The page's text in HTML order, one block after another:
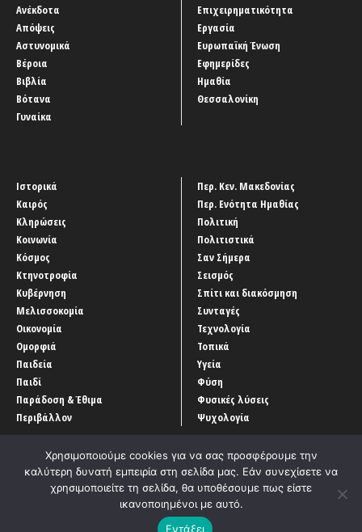
Ανέκδοτα
Απόψεις
Αστυνομικά
Βέροια
Βιβλία
Βότανα
Γυναίκα
Επιχειρηματικότητα
Εργασία
Ευρωπαϊκή Ένωση
Εφημερίδες
Ημαθία
Θεσσαλονίκη
Ιστορικά
Καιρός
Κληρώσεις
Κοινωνία
Κόσμος
Κτηνοτροφία
Κυβέρνηση
Μελισσοκομία
Οικονομία
Ομορφιά
Παιδεία
Παιδί
Παράδοση & Έθιμα
Περιβάλλον
Περ. Κεν. Μακεδονίας
Περ. Ενότητα Ημαθίας
Πολιτική
Πολιτιστικά
Σαν Σήμερα
Σεισμός
Σπίτι και διακόσμηση
Συνταγές
Τεχνολογία
Τοπικά
Υγεία
Φύση
Φυσικές λύσεις
Ψυχολογία
‘Οροι χρήσης Αρχείο Άρθρων
Χρησιμοποιούμε cookies για να σας προσφέρουμε την
καλύτερη δυνατή εμπειρία στη σελίδα μας. Εάν συνεχίσετε να
χρησιμοποιείτε τη σελίδα, θα υποθέσουμε πως είστε
ικανοποιημένοι με αυτό.
Εντάξει